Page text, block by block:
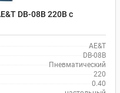
DB-08B 220В с
AE&T
DB-08B
Пневматический
220
0.40